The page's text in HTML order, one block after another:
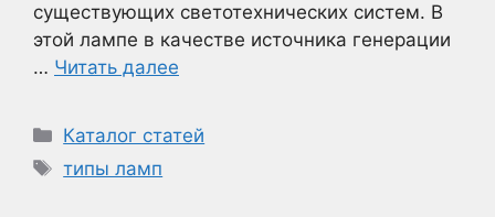
существующих светотехнических систем. В
этой лампе в качестве источника генерации
… Читать далее
Рубрики
Каталог статей
Метки
типы ламп